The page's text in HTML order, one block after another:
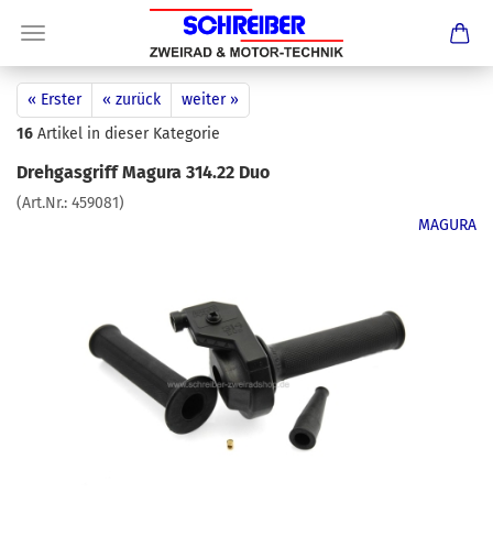
« Erster « zurück
weiter »
16 Artikel in dieser Kategorie
Drehgasgriff Magura 314.22 Duo
(Art.Nr.: 459081)
MAGURA